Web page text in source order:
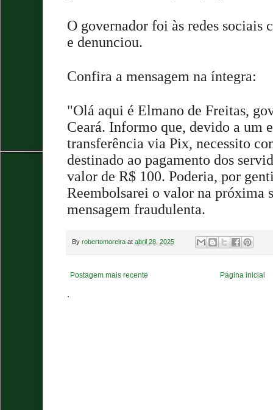
O governador foi às redes sociais
e denunciou.
Confira a mensagem na íntegra:
"Olá aqui é Elmano de Freitas,
Ceará. Informo que, devido a um
transferência via Pix, necessito
destinado ao pagamento dos
valor de R$ 100. Poderia, por
Reembolsarei o valor na próxima
mensagem fraudulenta.
By robertomoreira at abril 28, 2025
Postagem mais recente Página inicial
.